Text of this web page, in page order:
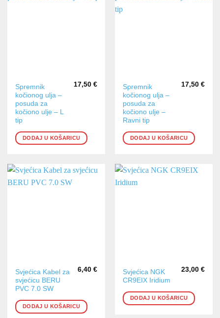
Spremnik
kočionog ulja –
posuda za
kočiono ulje – L
tip
17,50 €
DODAJ U KOŠARICU
Spremnik
kočionog ulja –
posuda za
kočiono ulje –
Ravni tip
17,50 €
DODAJ U KOŠARICU
Svjećica Kabel za
svjećicu BERU
PVC 7.0 SW
6,40 €
DODAJ U KOŠARICU
Svjećica NGK
CR9EIX Iridium
23,00 €
DODAJ U KOŠARICU